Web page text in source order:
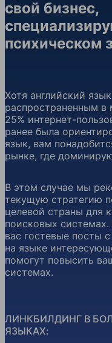
свой бизнес,
психическом
ЛИНКБИЛДИНГ В
ЯЗЫКАХ:
Хотя английский
распространенным в
25% интернет-
ранее была
язык, вам
рынке, где
В этом случае мы
текущую стратегию
целевой страны для
поисковых
вас гостевые посты
на языке
помогут повысить
системах.